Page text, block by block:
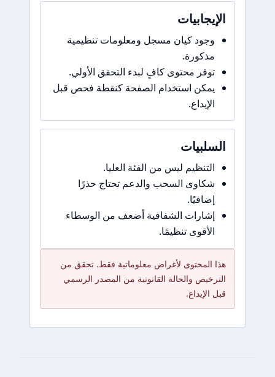
الإيجابيات
وجود كيان مسجل ومعلومات تنظيمية
مذكورة.
توفر محتوى كافٍ لبدء التحقق الأولي.
يمكن استخدام الصفحة كنقطة فحص قبل
الإيداع.
السلبيات
التنظيم ليس من الفئة العليا.
شكاوى السحب والدعم تحتاج حذرًا
إضافيًا.
إشارات الشفافية أضعف من الوسطاء
الأقوى تنظيمًا.
هذا المحتوى لأغراض معلوماتية فقط. تحقق من
الترخيص والحالة القانونية من المصدر الرسمي
قبل الإيداع.